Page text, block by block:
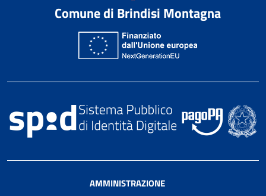
Comune di Brindisi Montagna
AMMINISTRAZIONE